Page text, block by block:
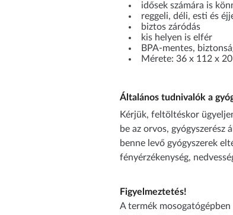
idősek számára is
reggeli, déli, esti és
biztos záródás
kis helyen is elfér
BPA-mentes,
Mérete: 36 x 112 x
Általános tudnivalók a
Kérjük, feltöltéskor
be az orvos, gyógyszerész
benne levő gyógyszerek
fényérzékenység,
Figyelmeztetés!
A termék